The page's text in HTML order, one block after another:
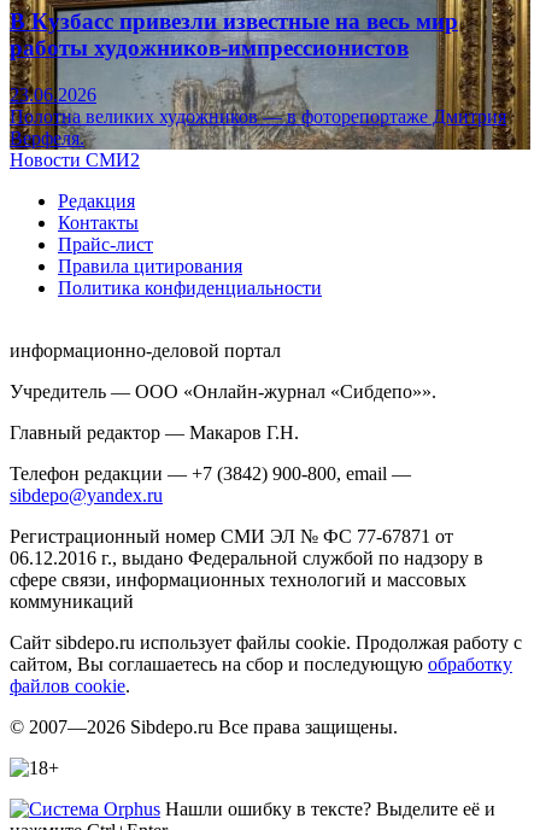
В Кузбасс привезли известные на весь мир
работы художников-импрессионистов
23.06.2026
Полотна великих художников — в фоторепортаже Дмитрия
Верфеля.
Новости СМИ2
Редакция
Контакты
Прайс-лист
Правила цитирования
Политика конфиденциальности
информационно-деловой портал
Учредитель — ООО «Онлайн-журнал «Сибдепо»».
Главный редактор — Макаров Г.Н.
Телефон редакции — +7 (3842) 900-800, email —
sibdepo@yandex.ru
Регистрационный номер СМИ ЭЛ № ФС 77-67871 от
06.12.2016 г., выдано Федеральной службой по надзору в
сфере связи, информационных технологий и массовых
коммуникаций
Сайт sibdepo.ru использует файлы cookie. Продолжая работу с
сайтом, Вы соглашаетесь на сбор и последующую обработку
файлов cookie.
© 2007—2026 Sibdepo.ru Все права защищены.
Нашли ошибку в тексте? Выделите её и